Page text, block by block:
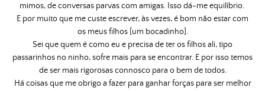
mimos, de conversas parvas com amigas. Isso dá-me equilíbrio.
E por muito que me custe escrever, às vezes, é bom não estar com
os meus filhos [um bocadinho].
Sei que quem é como eu e precisa de ter os filhos ali, tipo
passarinhos no ninho, sofre mais para se encontrar. E por isso temos
de ser mais rigorosas connosco para o bem de todos.
Há coisas que me obrigo a fazer para ganhar forças para ser melhor